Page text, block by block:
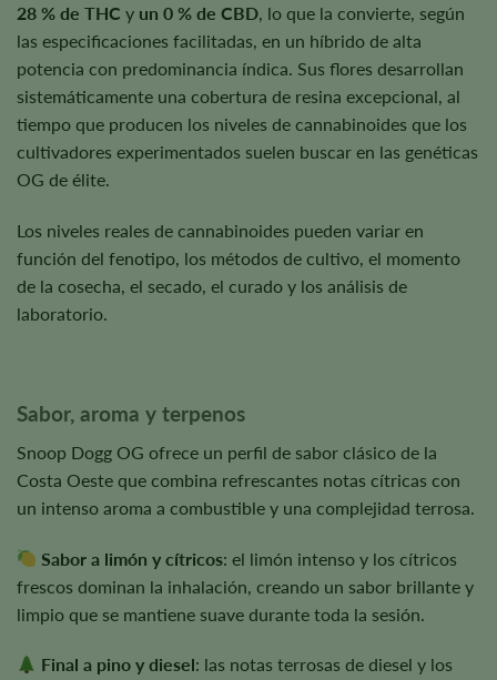
28 % de THC y un 0 % de CBD , lo que la convierte, según
las especificaciones facilitadas, en un híbrido de alta
potencia con predominancia índica. Sus flores desarrollan
sistemáticamente una cobertura de resina excepcional, al
tiempo que producen los niveles de cannabinoides que los
cultivadores experimentados suelen buscar en las genéticas
OG de élite.
Los niveles reales de cannabinoides pueden variar en
función del fenotipo, los métodos de cultivo, el momento
de la cosecha, el secado, el curado y los análisis de
laboratorio.
Sabor, aroma y terpenos
Snoop Dogg OG ofrece un perfil de sabor clásico de la
Costa Oeste que combina refrescantes notas cítricas con
un intenso aroma a combustible y una complejidad terrosa.
Sabor a limón y cítricos: el limón intenso y los cítricos
frescos dominan la inhalación, creando un sabor brillante y
limpio que se mantiene suave durante toda la sesión.
Final a pino y diesel: las notas terrosas de diesel y los